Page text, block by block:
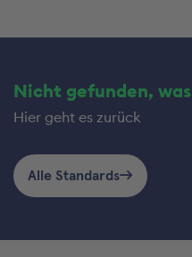
Nicht gefunden,
Hier geht es zurück
Alle Standards